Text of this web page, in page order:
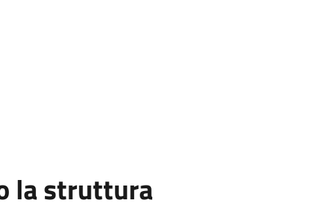
la struttura